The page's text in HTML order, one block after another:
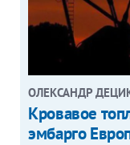
ОЛЕКСАНДР
Кровавое
эмбарго